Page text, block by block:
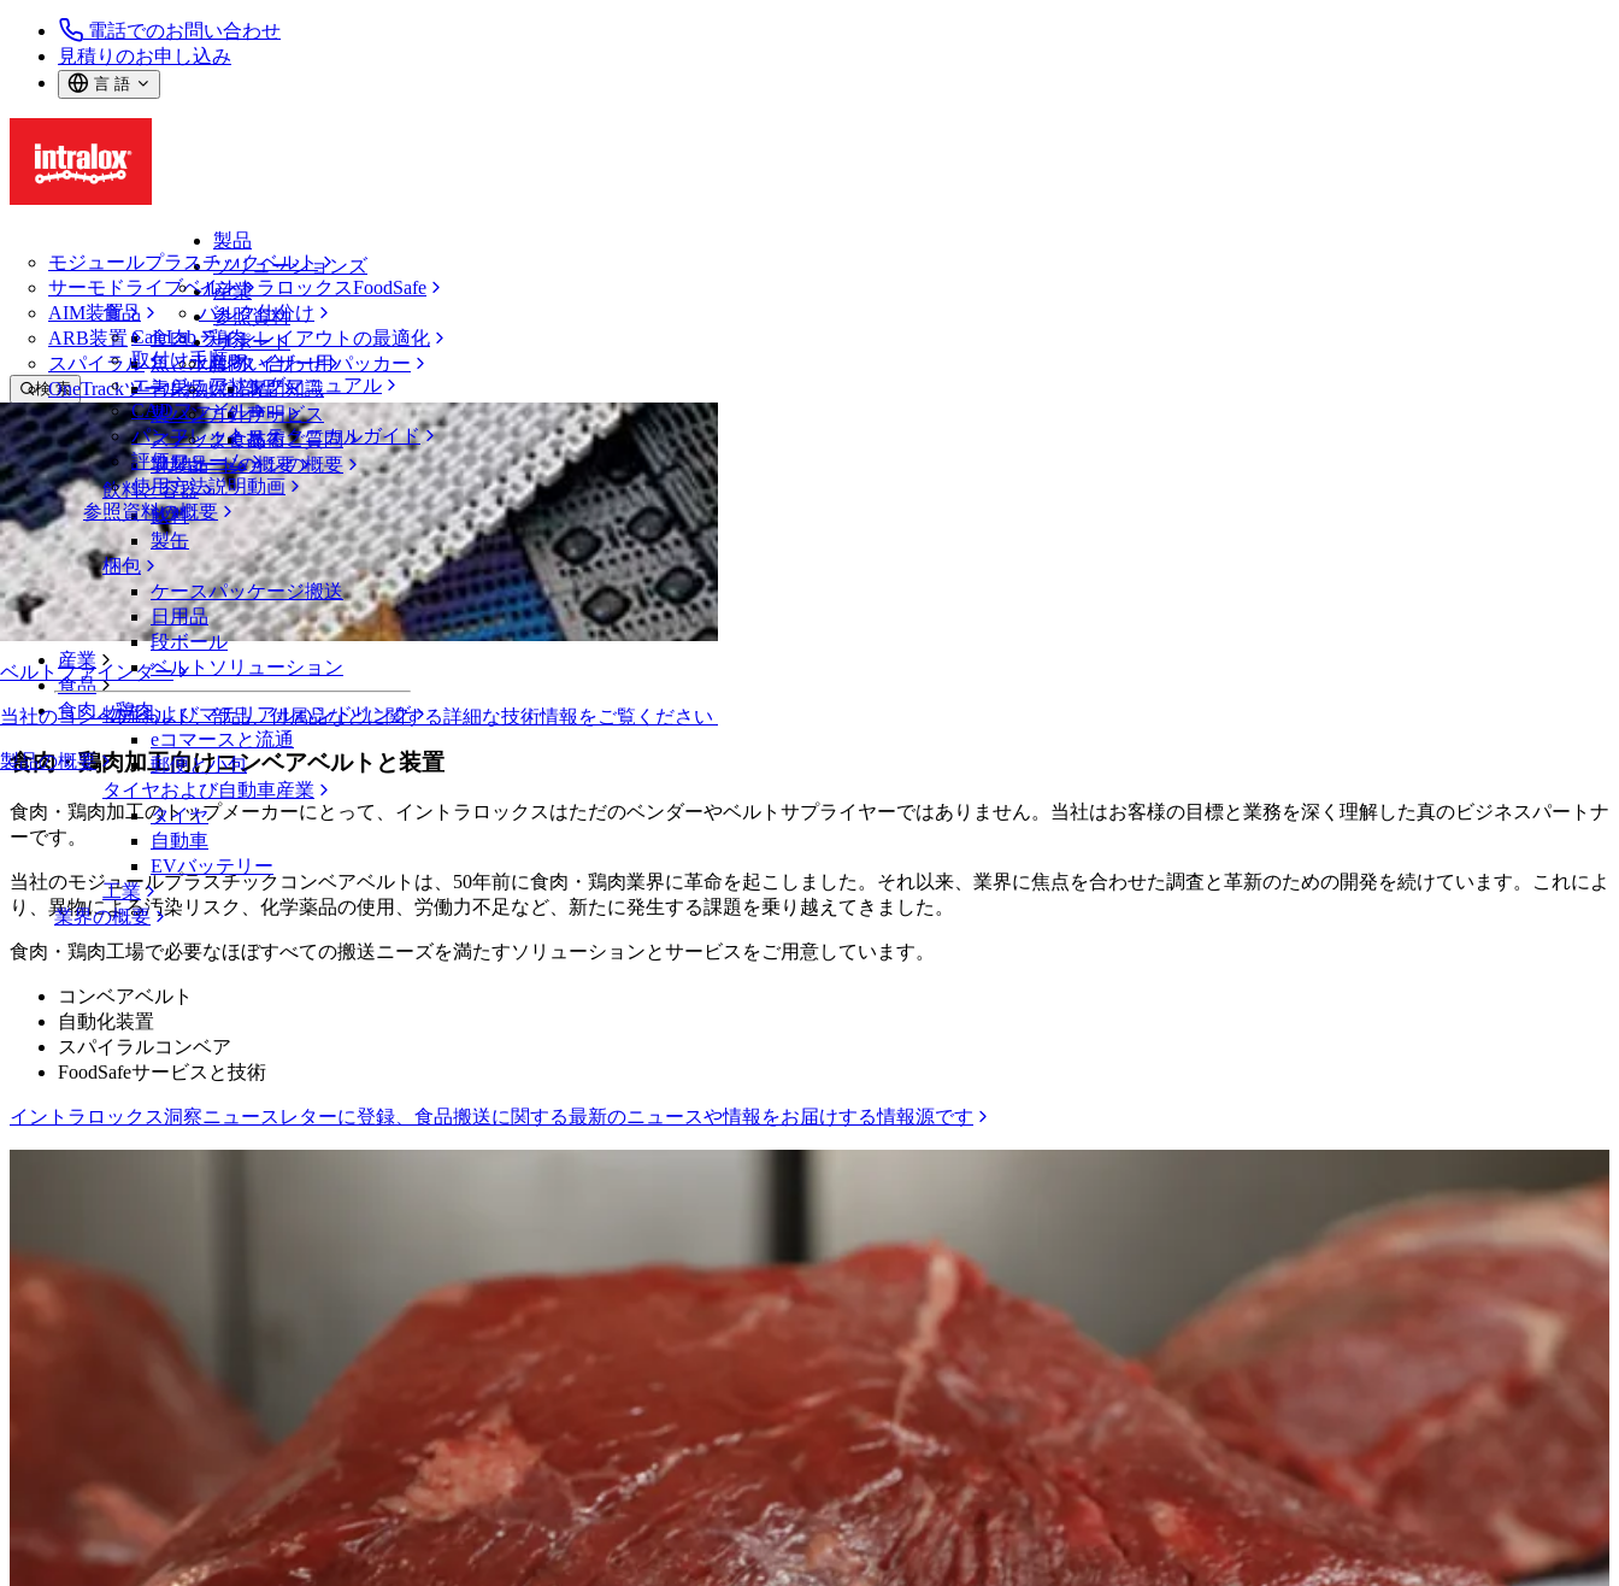
電話でのお問い合わせ
見積りのお申し込み
言 語
製品
モジュールプラスチックベルト
サーモドライブベルト
AIM装置
ARB装置
スパイラル
OneTrackツールおよび部品
ベルトファインダー
当社のコンベアベルト、部品、付属品などに関する詳細な技術情報をご覧ください
製品の概要
ソリューションズ
イントラロックスFoodSafe
バルク仕分け
ラインレイアウトの最適化
パレタイザー用パッカー
専門知識
サービス
技術
ソリューションの概要
産業
食品
食肉、鶏肉
魚と水産物
青果物
製パン
スナック食品
乳製品
飲料と容器
飲料
製缶
梱包
ケースパッケージ搬送
日用品
段ボール
ベルトソリューション
物流およびマテリアルハンドリング
eコマースと流通
郵便と小包
タイヤおよび自動車産業
タイヤ
自動車
EVバッテリー
工業
業界の概要
参照資料
CalcLab
取付け手順
エンジニアリングマニュアル
CADファイル
パンフレット・テクニカルガイド
評価フォーム
使用方法説明動画
参照資料の概要
サポート
お問い合わせ
保証
方針声明
よくあるご質問
サポートの概要
検 索
メニューを開く
食品
食肉、鶏肉
魚と水産物
青果物
製パン
スナック食品
乳製品
産業
食品
食肉、鶏肉
食肉・鶏肉加工向けコンベアベルトと装置
食肉・鶏肉加工のトップメーカーにとって、イントラロックスはただのベンダーやベルトサプライヤーではありません。当社はお客様の目標と業務を深く理解した真のビジネスパートナ
ーです。
当社のモジュールプラスチックコンベアベルトは、50年前に食肉・鶏肉業界に革命を起こしました。それ以来、業界に焦点を合わせた調査と革新のための開発を続けています。これによ
り、異物による汚染リスク、化学薬品の使用、労働力不足など、新たに発生する課題を乗り越えてきました。
食肉・鶏肉工場で必要なほぼすべての搬送ニーズを満たすソリューションとサービスをご用意しています。
コンベアベルト
自動化装置
スパイラルコンベア
FoodSafeサービスと技術
イントラロックス洞察ニュースレターに登録、食品搬送に関する最新のニュースや情報をお届けする情報源です